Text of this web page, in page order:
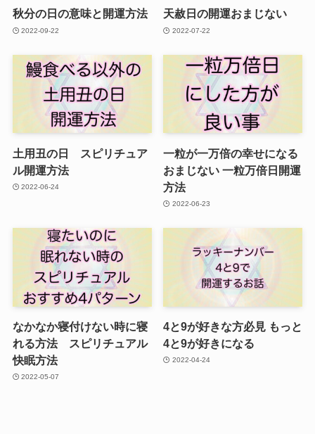
秋分の日の意味と開運方法
2022-09-22
天赦日の開運おまじない
2022-07-22
土用丑の日 スピリチュア
ル開運方法
2022-06-24
一粒が一万倍の幸せになる
おまじない 一粒万倍日開運
方法
2022-06-23
なかなか寝付けない時に寝
れる方法 スピリチュアル
快眠方法
2022-05-07
4と9が好きな方必見 もっと
4と9が好きになる
2022-04-24